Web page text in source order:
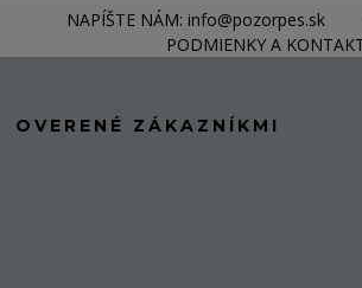
NAPÍŠTE NÁM: info@pozorpes.sk
PODMIENKY A
OVERENÉ ZÁKAZNÍKMI